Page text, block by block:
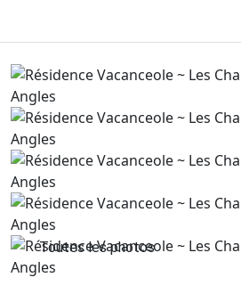
Toutes les photos